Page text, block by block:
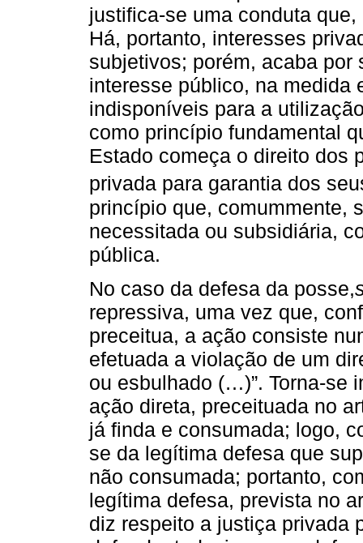
justifica-se uma conduta
Há, portanto, interesses
subjetivos; porém, acaba por
interesse público, na medida
indisponíveis para a
como princípio fundamental
Estado começa o direito dos
privada para garantia dos
princípio que, comummente,
necessitada ou subsidiária,
pública.
No caso da defesa da posse,
repressiva, uma vez que,
preceitua, a ação consiste
efetuada a violação de um
ou esbulhado (…)”. Torna-se
ação direta, preceituada no
já finda e consumada; logo,
se da legítima defesa que
não consumada; portanto,
legítima defesa, prevista no
diz respeito a justiça privada